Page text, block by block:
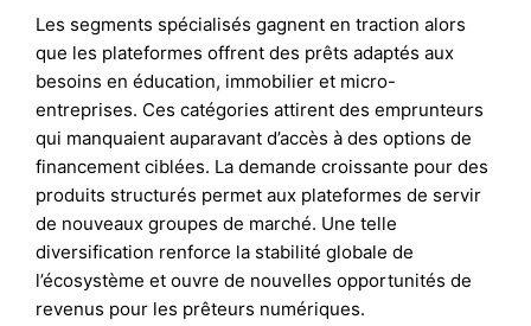
Les segments spécialisés gagnent en traction alors
que les plateformes offrent des prêts adaptés aux
besoins en éducation, immobilier et micro-
entreprises. Ces catégories attirent des emprunteurs
qui manquaient auparavant d’accès à des options de
financement ciblées. La demande croissante pour des
produits structurés permet aux plateformes de servir
de nouveaux groupes de marché. Une telle
diversification renforce la stabilité globale de
l’écosystème et ouvre de nouvelles opportunités de
revenus pour les prêteurs numériques.